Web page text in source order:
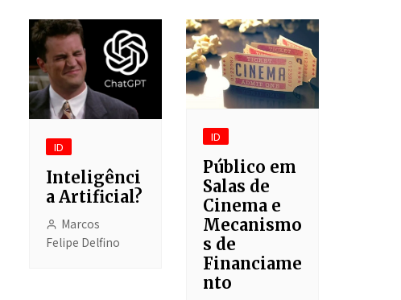
Clichê
Cotidiano
Liga dos Jogadores
Imaginários
Depois do Shopping
ID
Inteligênci
a Artificial?
Marcos
Felipe Delfino
ID
Público em
Salas de
Cinema e
Mecanismo
s de
Financiame
nto